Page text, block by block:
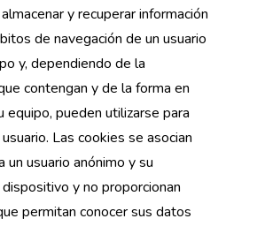
y recuperar información
de navegación de un usuario
y, dependiendo de la
contengan y de la forma en
equipo, pueden utilizarse para
Las cookies se asocian
un usuario anónimo y su
y no proporcionan
permitan conocer sus datos